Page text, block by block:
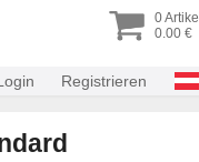
0 Artikel
0.00 €
Registrieren